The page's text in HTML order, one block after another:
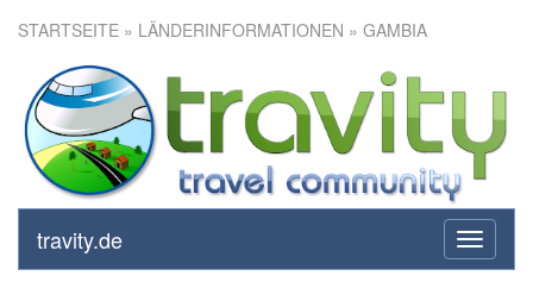
STARTSEITE » LÄNDERINFORMATIONEN » GAMBIA
toggle
travity.de